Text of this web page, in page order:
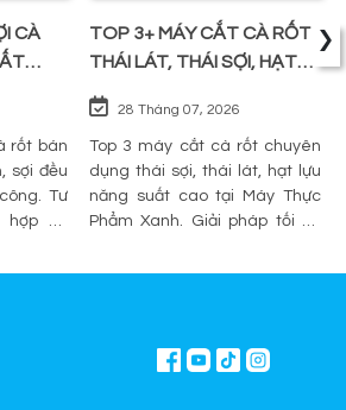
CÀ
rốt bán
sợi đều
Tư
và
TOP 3+ MÁY CẮT CÀ RỐT
THÁI LÁT, THÁI SỢI, HẠT
28 Tháng 07, 2026
Top 3 máy cắt cà rốt chuyên
dụng thái sợi, thái lát, hạt lựu
năng suất cao tại Máy Thực
Phẩm Xanh. Giải pháp tối ưu
nghiệp.
›